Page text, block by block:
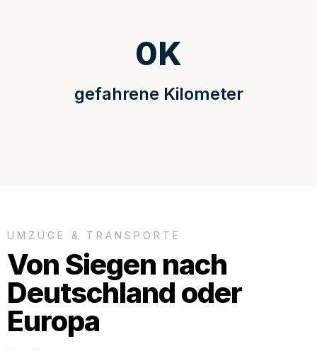
gefahrene Kilometer
0K
UMZÜGE & TRANSPORTE
Von Siegen nach
Deutschland oder
Europa